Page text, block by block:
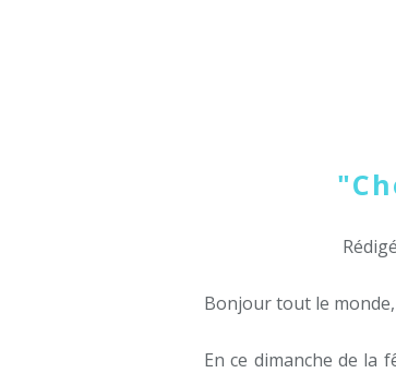
Bonjour tout le monde,
En ce dimanche de la